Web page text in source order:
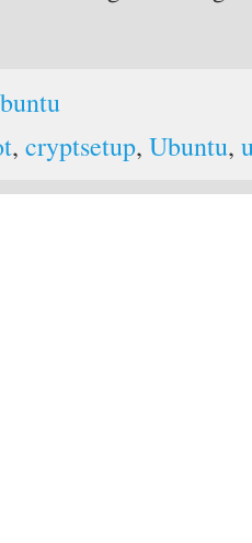
,cryptsetup,Ubuntu,